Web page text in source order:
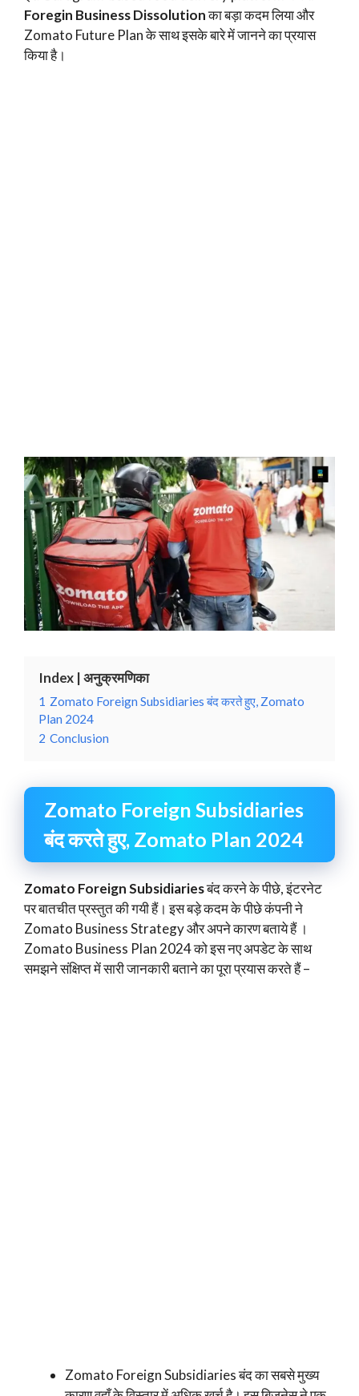
Foregin Business Dissolutionका बड़ा कदम लिया और
Zomato Future Plan के साथ इसके बारे में जानने का प्रयास
किया है।
Index | अनुक्रमणिका
1 Zomato Foreign Subsidiaries बंद करते हुए, Zomato
Plan 2024
2 Conclusion
Zomato Foreign Subsidiaries
बंद करते हुए, Zomato Plan 2024
Zomato Foreign Subsidiariesबंद करने के पीछे, इंटरनेट
पर बातचीत प्रस्तुत की गयी हैं। इस बड़े कदम के पीछे कंपनी ने
Zomato Business Strategy और अपने कारण बताये हैं ।
Zomato Business Plan 2024 को इस नए अपडेट के साथ
समझने संक्षिप्त में सारी जानकारी बताने का पूरा प्रयास करते हैं –
Zomato Foreign Subsidiaries बंद का सबसे मुख्य